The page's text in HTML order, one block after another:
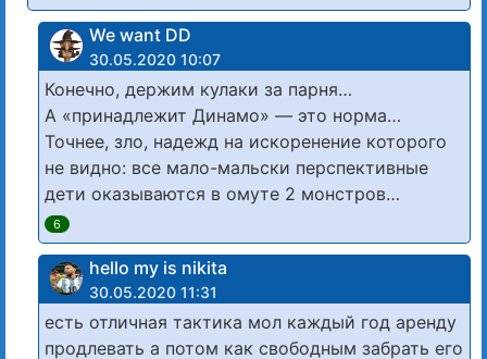
We want DD
30.05.2020 10:07
Конечно, держим кулаки за парня…
А «принадлежит Динамо» — это норма…
Точнее, зло, надежд на искоренение которого
не видно: все мало-мальски перспективные
дети оказываются в омуте 2 монстров…
6
hello my is nikita
30.05.2020 11:31
есть отличная тактика мол каждый год аренду
продлевать а потом как свободным забрать его